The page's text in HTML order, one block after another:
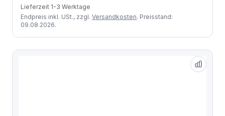
Lieferzeit 1-3 Werktage
Endpreis inkl. USt., zzgl. Versandkosten. Preisstand:
09.08.2026.